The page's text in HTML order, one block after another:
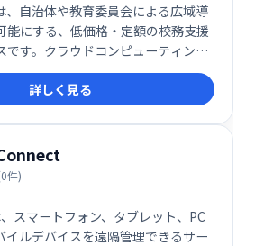
自治体や教育委員会による広域導
能にする、低価格・定額の校務支援
です。クラウドコンピューティング
の業務効率化を支援します。 導入コ
たサービス提供で、教育現場の負
す。
詳しく見る
件)
スマートフォン、タブレット、PC
イルデバイスを遠隔管理できるサー